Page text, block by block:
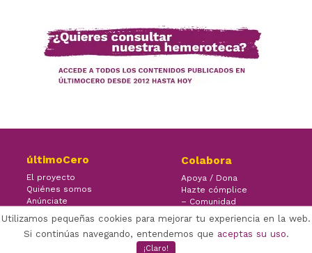
últimoCero
El proyecto
Quiénes somos
Anúnciate
Colabora
Apoya / Dona
Hazte cómplice
– Comunidad
– Ayuda
Utilizamos pequeñas cookies para mejorar tu experiencia en la web.
Si continúas navegando, entendemos que aceptas su uso.
¡Claro!